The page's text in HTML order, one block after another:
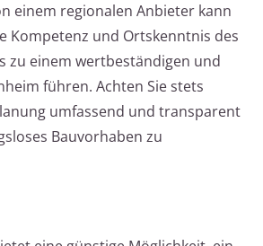
einem regionalen Anbieter kann
Kompetenz und Ortskenntnis des
zu einem wertbeständigen und
führen. Achten Sie stets
umfassend und transparent
Bauvorhaben zu